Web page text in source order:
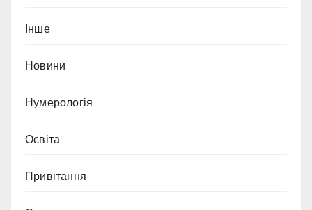
Інше
Новини
Нумерологія
Освіта
Привітання